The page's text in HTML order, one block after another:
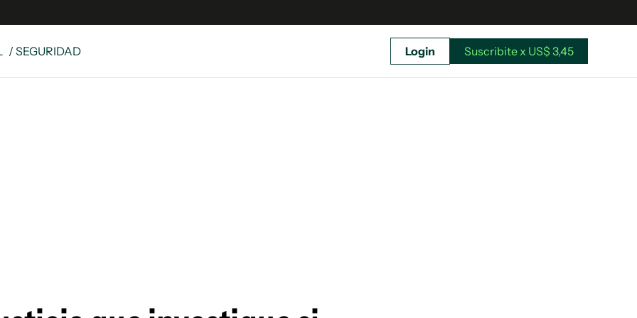
/ SEGURIDAD Login Suscribite x US$ 3,45